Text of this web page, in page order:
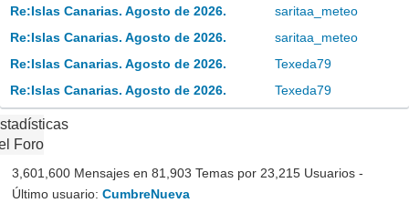
Re:Islas Canarias. Agosto de 2026.
saritaa_meteo
Re:Islas Canarias. Agosto de 2026.
saritaa_meteo
Re:Islas Canarias. Agosto de 2026.
Texeda79
Re:Islas Canarias. Agosto de 2026.
Texeda79
Foro
3,601,600 Mensajes en 81,903 Temas por 23,215 Usuarios -
Último usuario: CumbreNueva